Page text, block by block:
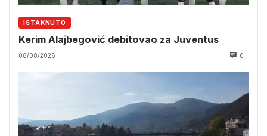
ISTAKNUTO
Kerim Alajbegović debitovao za Juventus
08/08/2026 0